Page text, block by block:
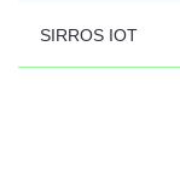
SIRROS IOT